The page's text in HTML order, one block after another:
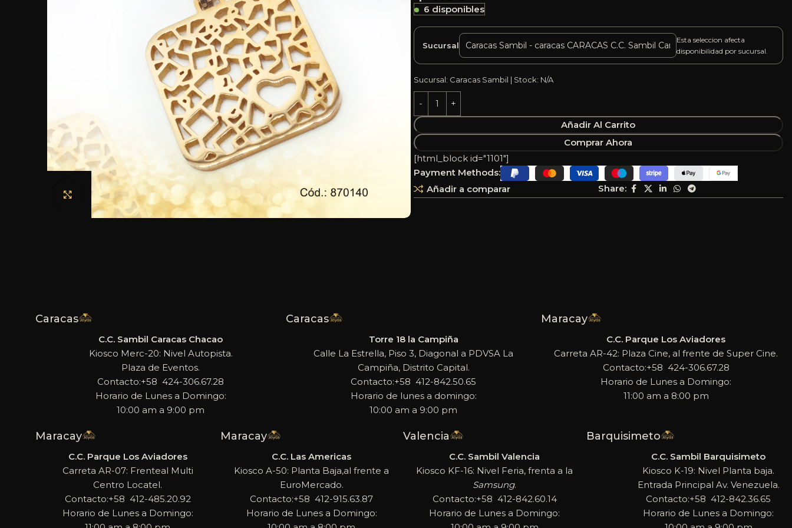
Haga clic para ampliar
6 disponibles
Sucursal
Esta seleccion afecta
disponibilidad por sucursal.
Sucursal: Caracas Sambil | Stock: N/A
Añadir Al Carrito
Comprar Ahora
Añadir a comparar Share:
[html_block id="1101"]
Payment Methods:
Caracas
C.C. Sambil Caracas Chacao
Kiosco Merc-20: Nivel Autopista.
Plaza de Eventos.
Contacto:+58 424-306.67.28
Horario de Lunes a Domingo:
10:00 am a 9:00 pm
Caracas
Torre 18 la Campiña
Calle La Estrella, Piso 3, Diagonal a PDVSA La
Campiña, Distrito Capital.
Contacto:+58 412-842.50.65
Horario de lunes a domingo:
10:00 am a 9:00 pm
Maracay
C.C. Parque Los Aviadores
Carreta AR-42: Plaza Cine, al frente de Super Cine.
Contacto:+58 424-306.67.28
Horario de Lunes a Domingo:
11:00 am a 8:00 pm
Maracay
C.C. Parque Los Aviadores
Carreta AR-07: Frenteal Multi
Centro Locatel.
Contacto:+58 412-485.20.92
Horario de Lunes a Domingo:
Maracay
C.C. Las Americas
Kiosco A-50: Planta Baja,al frente a
EuroMercado.
Contacto:+58 412-915.63.87
Horario de Lunes a Domingo:
Valencia
C.C. Sambil Valencia
Kiosco KF-16: Nivel Feria, frenta a la
Samsung.
Contacto:+58 412-842.60.14
Horario de Lunes a Domingo:
Barquisimeto
C.C. Sambil Barquisimeto
Kiosco K-19: Nivel Planta baja.
Entrada Principal Av. Venezuela.
Contacto:+58 412-842.36.65
Horario de Lunes a Domingo: